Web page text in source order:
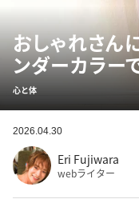
おしゃれさん
ンダーカラー
心と体
2026.04.30
Eri Fujiwara
webライター